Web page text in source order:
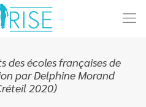
des écoles françaises de
par Delphine Morand
2020)